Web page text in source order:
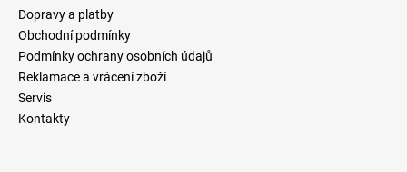
Dopravy a platby
Obchodní podmínky
Podmínky ochrany osobních údajů
Reklamace a vrácení zboží
Servis
Kontakty